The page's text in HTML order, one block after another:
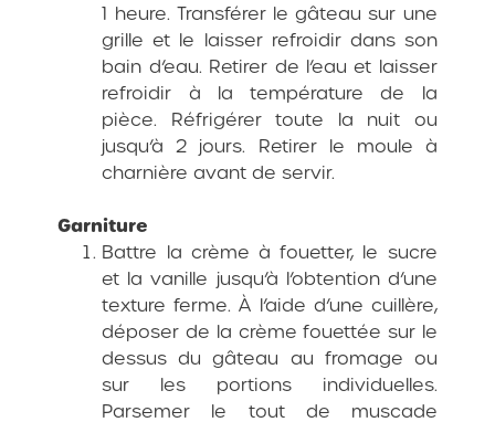
1 heure. Transférer le gâteau sur une
grille et le laisser refroidir dans son
bain d’eau. Retirer de l’eau et laisser
refroidir à la température de la
pièce. Réfrigérer toute la nuit ou
jusqu’à 2 jours. Retirer le moule à
charnière avant de servir.
Garniture
Battre la crème à fouetter, le sucre
et la vanille jusqu’à l’obtention d’une
texture ferme. À l’aide d’une cuillère,
déposer de la crème fouettée sur le
dessus du gâteau au fromage ou
sur les portions individuelles.
Parsemer le tout de muscade